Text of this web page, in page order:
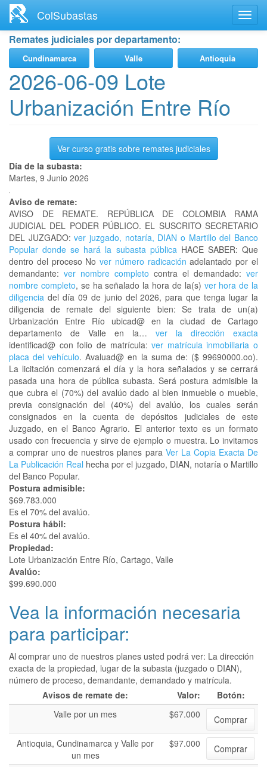
contenido
principal
ColSubastas
Remates judiciales por departamento:
Cundinamarca Valle Antioquia
2026-06-09 Lote
Urbanización Entre Río
Ver curso gratis sobre remates judiciales
Día de la subasta:
Martes, 9 Junio 2026
Aviso de remate:
AVISO DE REMATE. REPÚBLICA DE COLOMBIA RAMA
JUDICIAL DEL PODER PÚBLICO. EL SUSCRITO SECRETARIO
DEL JUZGADO: ver juzgado, notaría, DIAN o Martillo del Banco
Popular donde se hará la subasta públicaHACE SABER: Que
dentro del proceso Nover número radicación adelantado por el
demandante: ver nombre completo contra el demandado: ver
nombre completo, se ha señalado la hora de la(s) ver hora de la
diligencia del día 09 de junio del 2026, para que tenga lugar la
diligencia de remate del siguiente bien: Se trata de un(a)
Urbanización Entre Río ubicad@ en la ciudad de Cartago
departamento de Valle en la… ver la dirección exacta
identificad@ con folio de matrícula:ver matrícula inmobiliaria o
placa del vehículo. Avaluad@ en la suma de: ($ 99690000.oo).
La licitación comenzará el día y la hora señalados y se cerrará
pasada una hora de pública subasta. Será postura admisible la
que cubra el (70%) del avalúo dado al bien inmueble o mueble,
previa consignación del (40%) del avalúo, los cuales serán
consignados en la cuenta de depósitos judiciales de este
Juzgado, en el Banco Agrario. El anterior texto es un formato
usado con frecuencia y sirve de ejemplo o muestra. Lo invitamos
a comprar uno de nuestros planes para Ver La Copia Exacta De
La Publicación Real hecha por el juzgado, DIAN, notaría o Martillo
del Banco Popular.
Postura admisible:
$69.783.000
Es el 70% del avalúo.
Postura hábil:
Es el 40% del avalúo.
Propiedad:
Lote Urbanización Entre Río, Cartago, Valle
Avalúo:
$99.690.000
Vea la información necesaria
para participar:
Al comprar uno de nuestros planes usted podrá ver: La dirección
exacta de la propiedad, lugar de la subasta (juzgado o DIAN),
número de proceso, demandante, demandado y matrícula.
Avisos de remate de:
Valor:
Botón:
Valle por un mes
$67.000
Comprar
Antioquia, Cundinamarca y Valle por
un mes
$97.000 Comprar